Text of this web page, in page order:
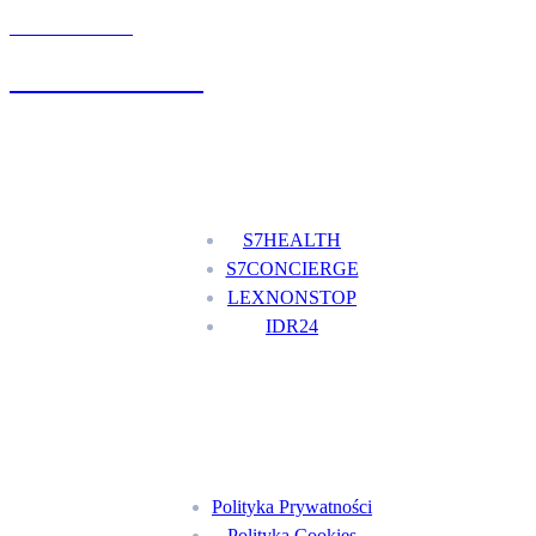
S7HEALTH
S7CONCIERGE
LEXNONSTOP
IDR24
Polityka Prywatności